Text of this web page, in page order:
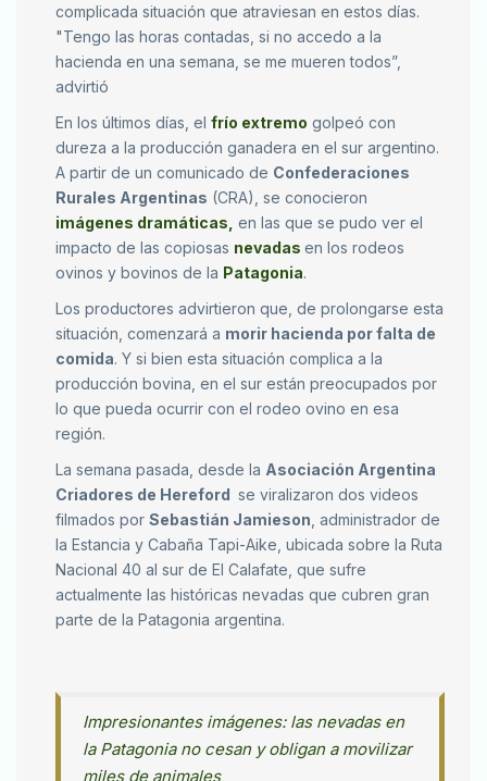
complicada situación que atraviesan en estos días.
"Tengo las horas contadas, si no accedo a la
hacienda en una semana, se me mueren todos”,
advirtió
En los últimos días, el frío extremo golpeó con
dureza a la producción ganadera en el sur argentino.
A partir de un comunicado de Confederaciones
Rurales Argentinas (CRA), se conocieron
imágenes dramáticas, en las que se pudo ver el
impacto de las copiosas nevadas en los rodeos
ovinos y bovinos de la Patagonia.
Los productores advirtieron que, de prolongarse esta
situación, comenzará a morir hacienda por falta de
comida. Y si bien esta situación complica a la
producción bovina, en el sur están preocupados por
lo que pueda ocurrir con el rodeo ovino en esa
región.
La semana pasada, desde la Asociación Argentina
Criadores de Hereford se viralizaron dos videos
filmados por Sebastián Jamieson , administrador de
la Estancia y Cabaña Tapi-Aike, ubicada sobre la Ruta
Nacional 40 al sur de El Calafate, que sufre
actualmente las históricas nevadas que cubren gran
parte de la Patagonia argentina.
Impresionantes imágenes: las nevadas en
la Patagonia no cesan y obligan a movilizar
miles de animales